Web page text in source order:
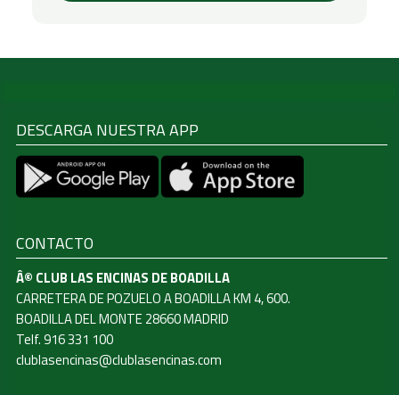
DESCARGA NUESTRA APP
CONTACTO
Â© CLUB LAS ENCINAS DE BOADILLA
CARRETERA DE POZUELO A BOADILLA KM 4, 600.
BOADILLA DEL MONTE 28660 MADRID
Telf. 916 331 100
clublasencinas@clublasencinas.com